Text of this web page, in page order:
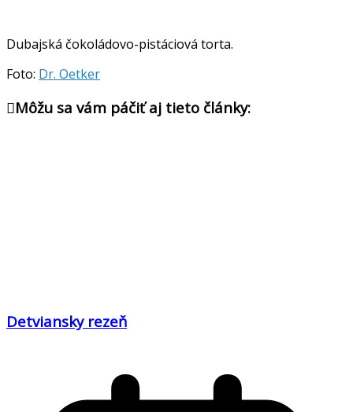
Dubajská čokoládovo-pistáciová torta.
Foto: Dr. Oetker
Môžu sa vám páčiť aj tieto články:
Detviansky rezeň